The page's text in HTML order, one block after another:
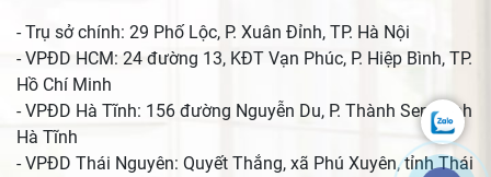
- Trụ sở chính: 29 Phố Lộc, P. Xuân Đỉnh, TP. Hà Nội
- VPĐD HCM: 24 đường 13, KĐT Vạn Phúc, P. Hiệp Bình, TP.
Hồ Chí Minh
- VPĐD Hà Tĩnh: 156 đường Nguyễn Du, P. Thành Sen, Tỉnh
Hà Tĩnh
- VPĐD Thái Nguyên: Quyết Thắng, xã Phú Xuyên, tỉnh Thái